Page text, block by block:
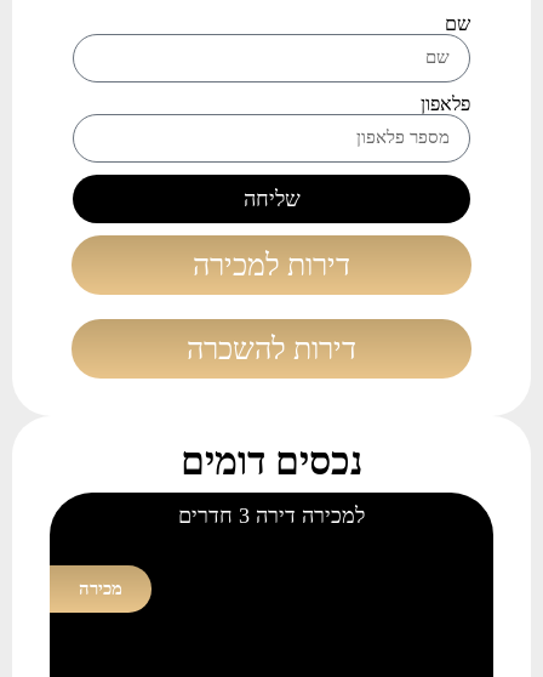
שם
פלאפון
שליחה
דירות למכירה
דירות להשכרה
נכסים דומים
למכירה דירה 3 חדרים
מכירה